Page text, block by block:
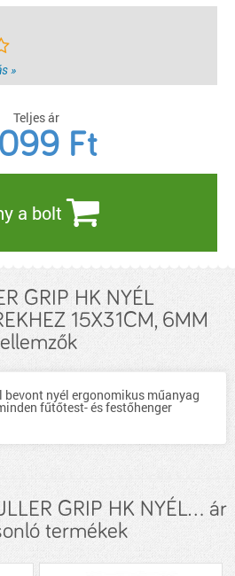
»
Teljes ár
Ft
a bolt
GRIP HK NYÉL
15X31CM, 6MM
nyél ergonomikus műanyag
fűtőtest- és festőhenger
GRIP HK NYÉL... ár
termékek